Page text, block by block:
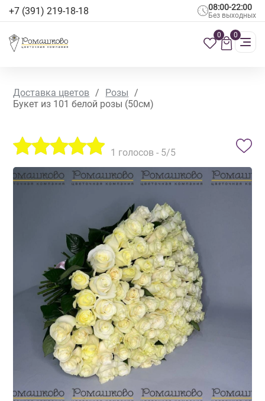
+7 (391) 219-18-18 08:00-22:00
Без выходных
0 0
Доставка цветов / Розы
/
Букет из 101 белой розы (50см)
1 голосов - 5/5